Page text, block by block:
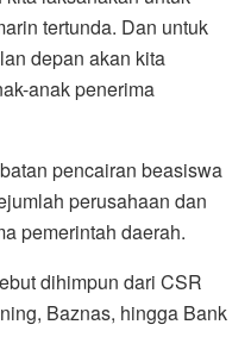
tertunda. Dan untuk
depan akan kita
anak penerima
pencairan beasiswa
perusahaan dan
pemerintah daerah.
dihimpun dari CSR
Baznas, hingga Bank